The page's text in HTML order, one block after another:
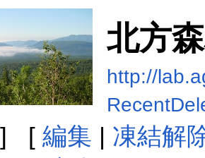
北方
http://
[ 編集 | 凍結解